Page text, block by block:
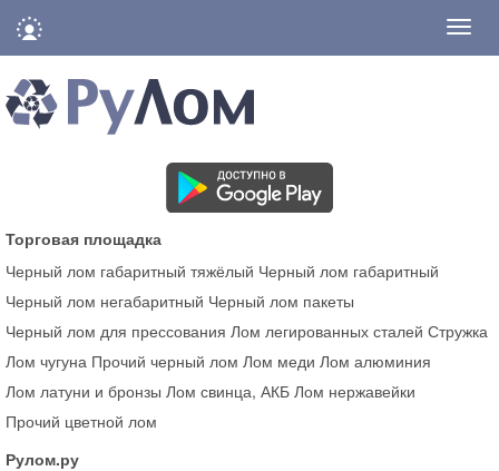
Торговая площадка
Черный лом габаритный тяжёлый Черный лом габаритный
Черный лом негабаритный Черный лом пакеты
Черный лом для прессования Лом легированных сталей Стружка
Лом чугуна Прочий черный лом Лом меди Лом алюминия
Лом латуни и бронзы Лом свинца, АКБ Лом нержавейки
Прочий цветной лом
Рулом.ру